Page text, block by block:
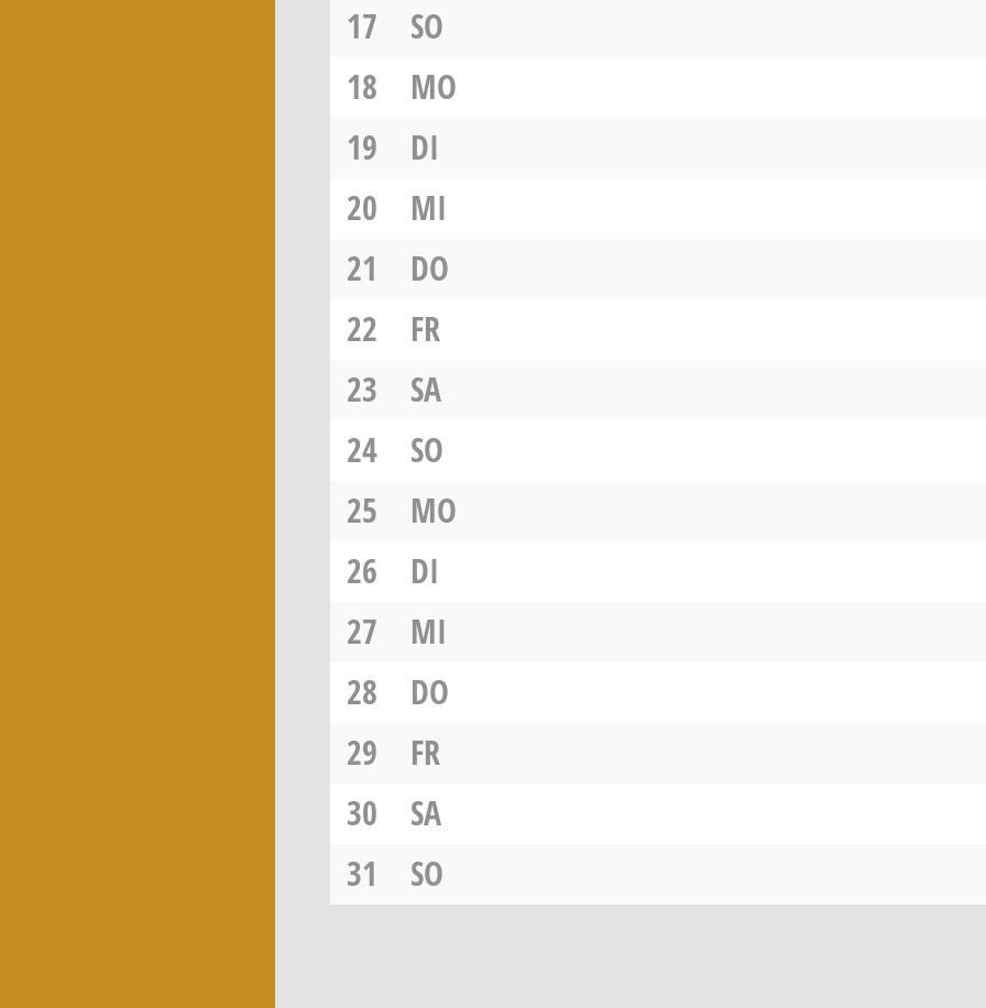
17
SO
18
MO
19
DI
20
MI
21
DO
22
FR
23
SA
24
SO
25
MO
26
DI
27
MI
28
DO
29
FR
30
SA
31
SO